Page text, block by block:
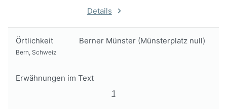
Details
Örtlichkeit Berner Münster (Münsterplatz null)
Bern, Schweiz
Erwähnungen im Text
1